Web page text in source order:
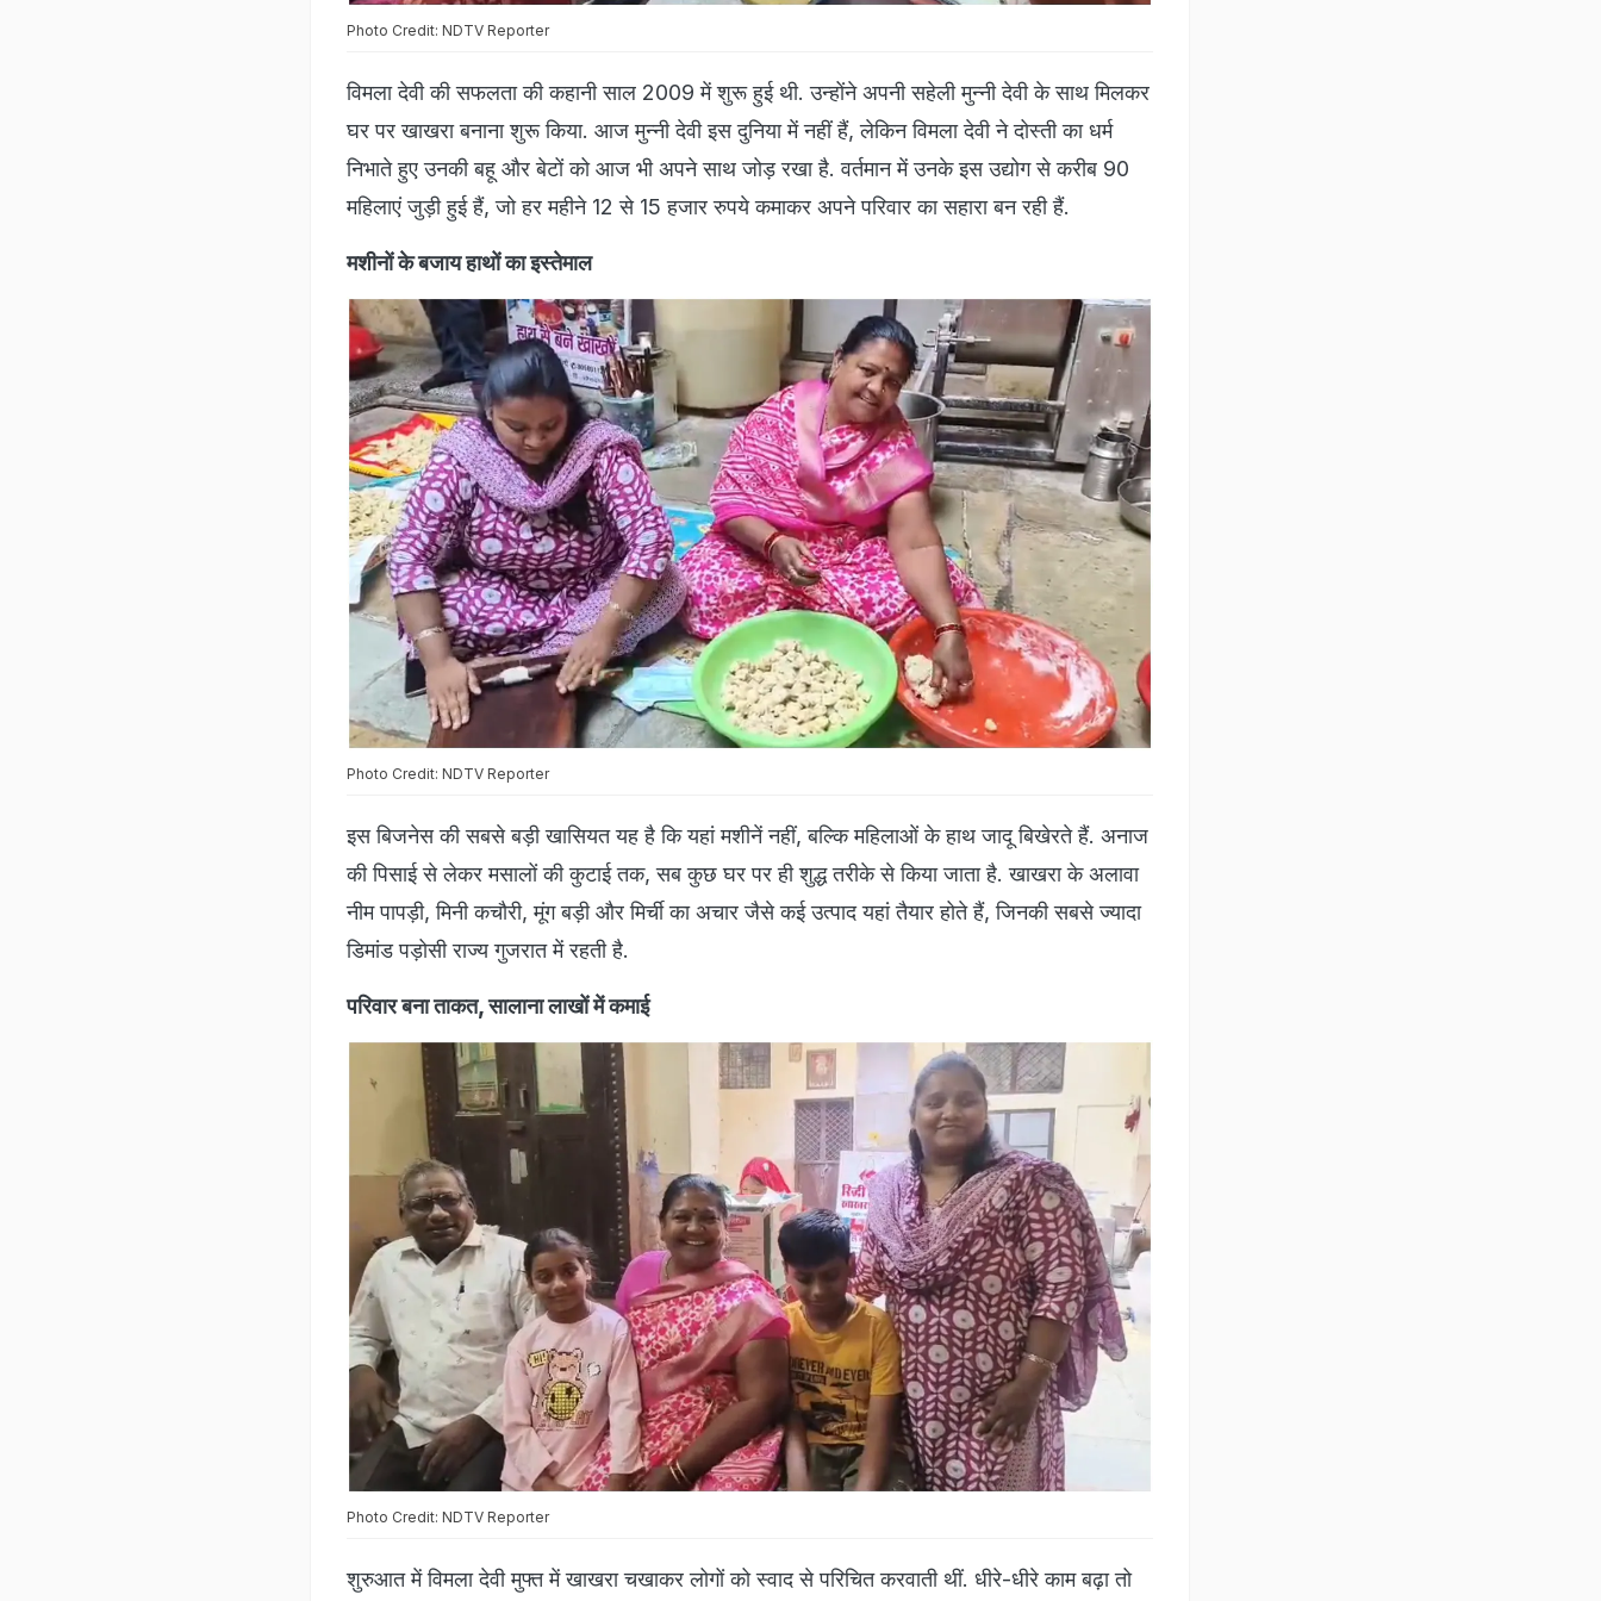
Photo Credit: NDTV Reporter
विमला देवी की सफलता की कहानी साल 2009 में शुरू हुई थी. उन्होंने अपनी सहेली मुन्नी देवी के साथ मिलकर
घर पर खाखरा बनाना शुरू किया. आज मुन्नी देवी इस दुनिया में नहीं हैं, लेकिन विमला देवी ने दोस्ती का धर्म
निभाते हुए उनकी बहू और बेटों को आज भी अपने साथ जोड़ रखा है. वर्तमान में उनके इस उद्योग से करीब 90
महिलाएं जुड़ी हुई हैं, जो हर महीने 12 से 15 हजार रुपये कमाकर अपने परिवार का सहारा बन रही हैं.
मशीनों के बजाय हाथों का इस्तेमाल
Photo Credit: NDTV Reporter
इस बिजनेस की सबसे बड़ी खासियत यह है कि यहां मशीनें नहीं, बल्कि महिलाओं के हाथ जादू बिखेरते हैं. अनाज
की पिसाई से लेकर मसालों की कुटाई तक, सब कुछ घर पर ही शुद्ध तरीके से किया जाता है. खाखरा के अलावा
नीम पापड़ी, मिनी कचौरी, मूंग बड़ी और मिर्ची का अचार जैसे कई उत्पाद यहां तैयार होते हैं, जिनकी सबसे ज्यादा
डिमांड पड़ोसी राज्य गुजरात में रहती है.
परिवार बना ताकत, सालाना लाखों में कमाई
Photo Credit: NDTV Reporter
शुरुआत में विमला देवी मुफ्त में खाखरा चखाकर लोगों को स्वाद से परिचित करवाती थीं. धीरे-धीरे काम बढ़ा तो